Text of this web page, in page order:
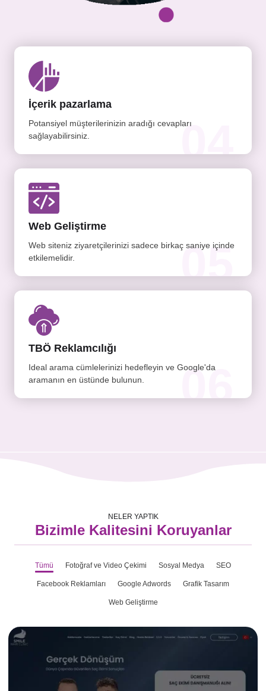
İçerik pazarlama
Potansiyel müşterilerinizin aradığı cevapları
sağlayabilirsiniz.
04
Web Geliştirme
Web siteniz ziyaretçilerinizi sadece birkaç saniye içinde
etkilemelidir.
05
TBÖ Reklamcılığı
Ideal arama cümlelerinizi hedefleyin ve Google'da
aramanın en üstünde bulunun.
06
NELER YAPTIK
Bizimle Kalitesini Koruyanlar
Tümü Fotoğraf ve Video Çekimi Sosyal Medya SEO
Facebook Reklamları Google Adwords Grafik Tasarım
Web Geliştirme